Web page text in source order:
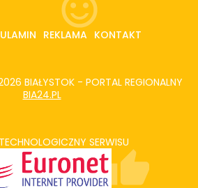
REKLAMA KONTAKT
BIAŁYSTOK - PORTAL REGIONALNY
BIA24.PL
SERWISU